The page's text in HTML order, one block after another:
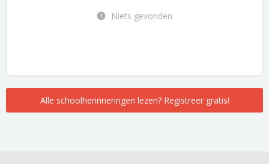
Niets gevonden
Alle schoolherinneringen lezen? Registreer gratis!